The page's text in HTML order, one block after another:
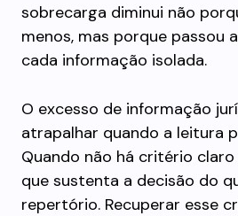
sobrecarga diminui não
menos, mas porque passou
cada informação isolada.
O excesso de informação
atrapalhar quando a leitura
Quando não há critério
que sustenta a decisão do
repertório. Recuperar esse